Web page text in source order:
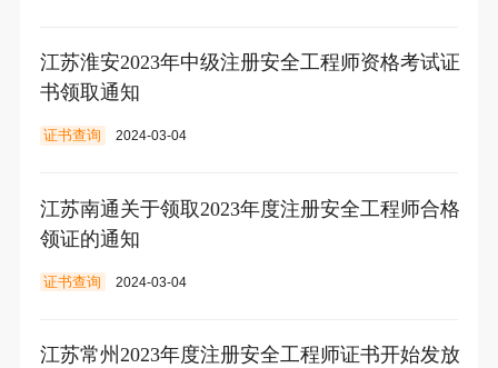
江苏淮安2023年中级注册安全工程师资格考试证
书领取通知
证书查询 2024-03-04
江苏南通关于领取2023年度注册安全工程师合格
领证的通知
证书查询 2024-03-04
江苏常州2023年度注册安全工程师证书开始发放